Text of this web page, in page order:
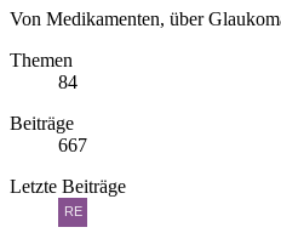
Von Medikamenten, über
Themen
84
Beiträge
667
Letzte Beiträge